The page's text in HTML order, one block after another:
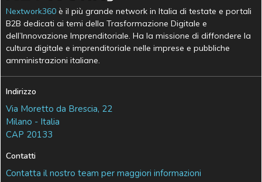
Nextwork360 è il più grande network in Italia di testate e portali
B2B dedicati ai temi della Trasformazione Digitale e
dell’Innovazione Imprenditoriale. Ha la missione di diffondere la
cultura digitale e imprenditoriale nelle imprese e pubbliche
amministrazioni italiane.
Indirizzo
Via Moretto da Brescia, 22
Milano - Italia
CAP 20133
Contatti
Contatta il nostro team per maggiori informazioni